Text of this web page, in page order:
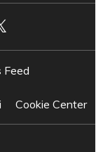
Feed
Cookie Center